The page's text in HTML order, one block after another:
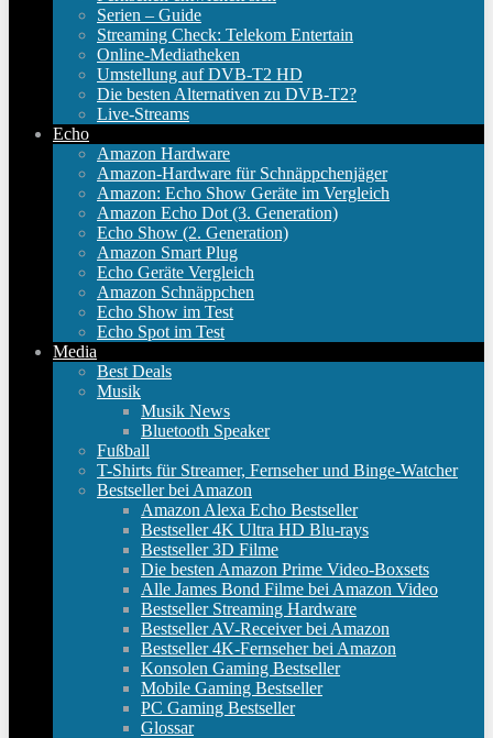
Serien – Guide
Streaming Check: Telekom Entertain
Online-Mediatheken
Umstellung auf DVB-T2 HD
Die besten Alternativen zu DVB-T2?
Live-Streams
Echo
Amazon Hardware
Amazon-Hardware für Schnäppchenjäger
Amazon: Echo Show Geräte im Vergleich
Amazon Echo Dot (3. Generation)
Echo Show (2. Generation)
Amazon Smart Plug
Echo Geräte Vergleich
Amazon Schnäppchen
Echo Show im Test
Echo Spot im Test
Media
Best Deals
Musik
Musik News
Bluetooth Speaker
Fußball
T-Shirts für Streamer, Fernseher und Binge-Watcher
Bestseller bei Amazon
Amazon Alexa Echo Bestseller
Bestseller 4K Ultra HD Blu-rays
Bestseller 3D Filme
Die besten Amazon Prime Video-Boxsets
Alle James Bond Filme bei Amazon Video
Bestseller Streaming Hardware
Bestseller AV-Receiver bei Amazon
Bestseller 4K-Fernseher bei Amazon
Konsolen Gaming Bestseller
Mobile Gaming Bestseller
PC Gaming Bestseller
Glossar